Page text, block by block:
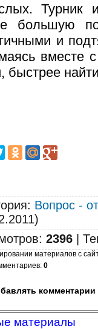
Турник
большую
и
вместе
быстрее
: Вопрос -
: 2396
материалов с
: 0
комментарии
материалы